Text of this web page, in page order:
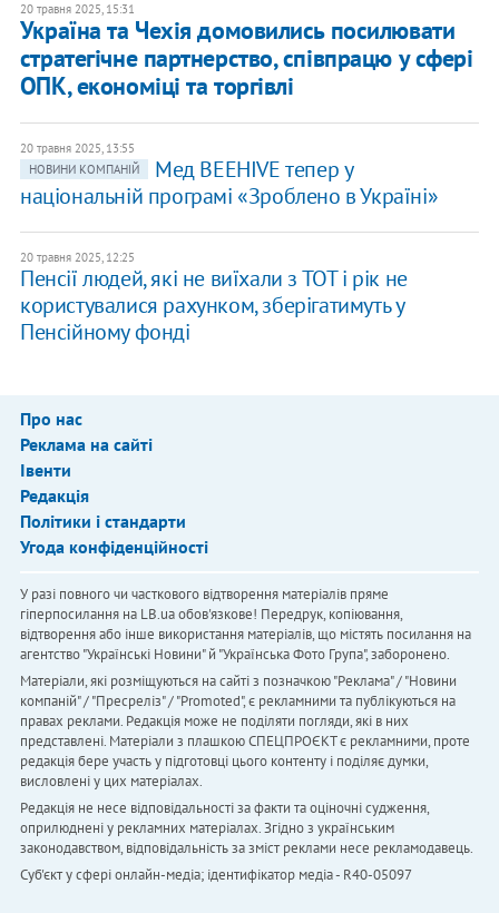
20 травня 2025, 15:31
Україна та Чехія домовились посилювати
стратегічне партнерство, співпрацю у сфері
ОПК, економіці та торгівлі
20 травня 2025, 13:55
НОВИНИ КОМПАНІЙ
Мед BEEHIVE тепер у
національній програмі «Зроблено в Україні»
20 травня 2025, 12:25
Пенсії людей, які не виїхали з ТОТ і рік не
користувалися рахунком, зберігатимуть у
Пенсійному фонді
Про нас
Реклама на сайті
Івенти
Редакція
Політики і стандарти
Угода конфіденційності
У разі повного чи часткового відтворення матеріалів пряме
гіперпосилання на LB.ua обов'язкове! Передрук, копіювання,
відтворення або інше використання матеріалів, що містять посилання на
агентство "Українськi Новини" й "Українська Фото Група", заборонено.
Матеріали, які розміщуються на сайті з позначкою "Реклама" / "Новини
компаній" / "Пресреліз" / "Promoted", є рекламними та публікуються на
правах реклами. Редакція може не поділяти погляди, які в них
представлені. Матеріали з плашкою СПЕЦПРОЄКТ є рекламними, проте
редакція бере участь у підготовці цього контенту і поділяє думки,
висловлені у цих матеріалах.
Редакція не несе відповідальності за факти та оціночні судження,
оприлюднені у рекламних матеріалах. Згідно з українським
законодавством, відповідальність за зміст реклами несе рекламодавець.
Cуб'єкт у сфері онлайн-медіа; ідентифікатор медіа - R40-05097